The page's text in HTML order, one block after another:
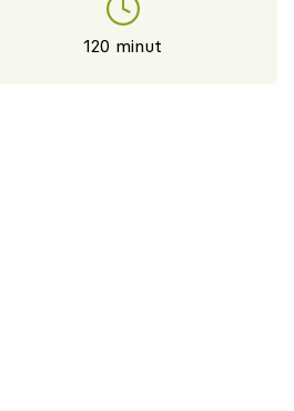
120 minut